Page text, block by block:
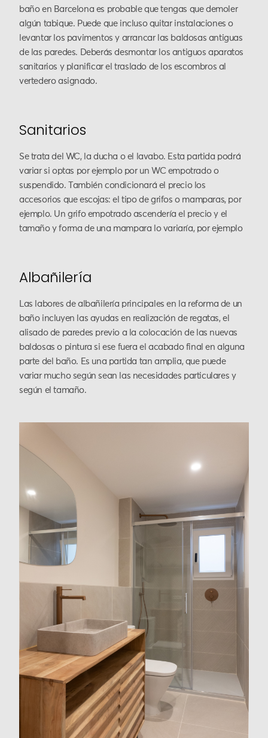
baño en Barcelona es probable que tengas que demoler
algún tabique. Puede que incluso quitar instalaciones o
levantar los pavimentos y arrancar las baldosas antiguas
de las paredes. Deberás desmontar los antiguos aparatos
sanitarios y planificar el traslado de los escombros al
vertedero asignado.
Sanitarios
Se trata del WC, la ducha o el lavabo. Esta partida podrá
variar si optas por ejemplo por un WC empotrado o
suspendido. También condicionará el precio los
accesorios que escojas: el tipo de grifos o mamparas, por
ejemplo. Un grifo empotrado ascendería el precio y el
tamaño y forma de una mampara lo variaría, por ejemplo
Albañilería
Las labores de albañilería principales en la reforma de un
baño incluyen las ayudas en realización de regatas, el
alisado de paredes previo a la colocación de las nuevas
baldosas o pintura si ese fuera el acabado final en alguna
parte del baño. Es una partida tan amplia, que puede
variar mucho según sean las necesidades particulares y
según el tamaño.